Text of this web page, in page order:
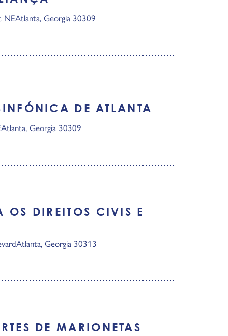
NEAtlanta, Georgia 30309
DE ATLANTA
Atlanta, Georgia 30309
OS DIREITOS CIVIS E
Atlanta, Georgia 30313
DE MARIONETAS